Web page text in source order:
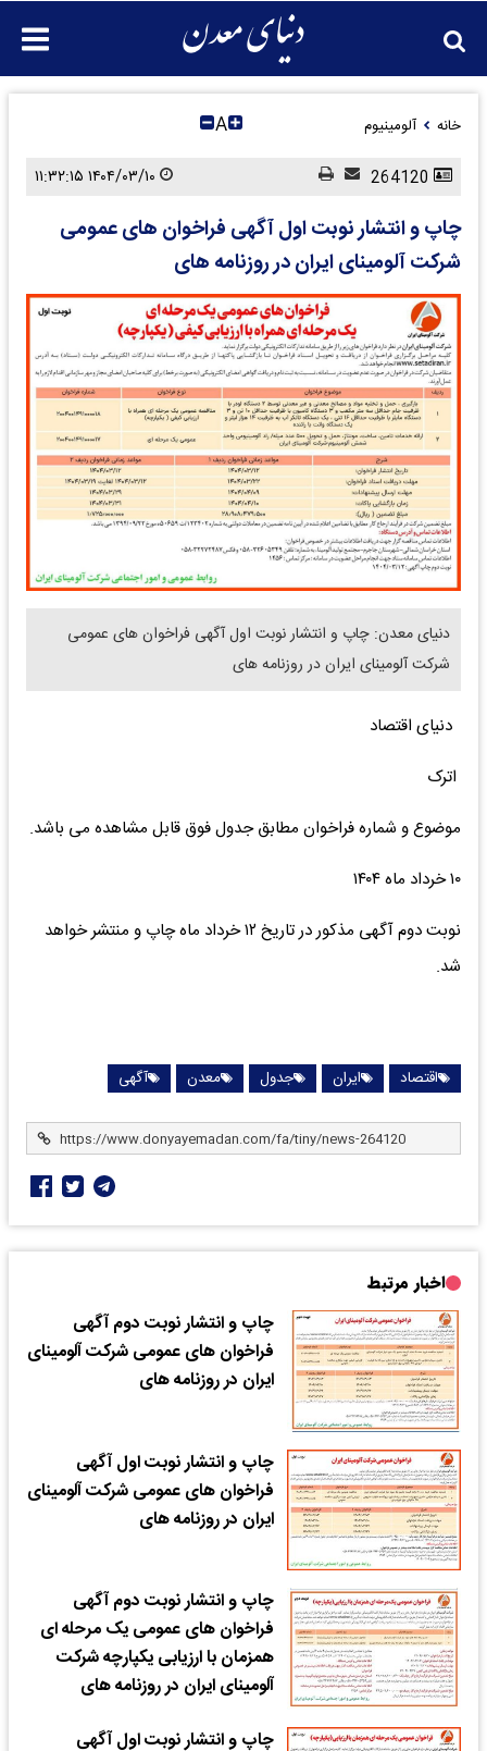
خانه آلومینیوم A
چاپ و انتشار نوبت اول آگهی فراخوان های عمومی
شرکت آلومینای ایران در روزنامه های
دنیای معدن: چاپ و انتشار نوبت اول آگهی فراخوان های عمومی
شرکت آلومینای ایران در روزنامه های
دنیای اقتصاد
اترک
موضوع و شماره فراخوان مطابق جدول فوق قابل مشاهده می باشد.
۱۰ خرداد ماه ۱۴۰۴
نوبت دوم آگهی مذکور در تاریخ ۱۲ خرداد ماه چاپ و منتشر خواهد
شد.
اقتصاد ایران جدول معدن آگهی
اخبار مرتبط
چاپ و انتشار نوبت دوم آگهی
فراخوان های عمومی شرکت آلومینای
ایران در روزنامه های
چاپ و انتشار نوبت اول آگهی
فراخوان های عمومی شرکت آلومینای
ایران در روزنامه های
چاپ و انتشار نوبت دوم آگهی
فراخوان های عمومی یک مرحله ای
همزمان با ارزیابی یکپارچه شرکت
آلومینای ایران در روزنامه های
چاپ و انتشار نوبت اول آگهی